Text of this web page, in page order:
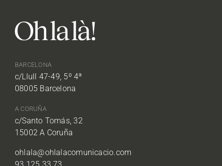
BARCELONA
c/Llull 47-49, 5º 4ª
08005 Barcelona
A CORUÑA
c/Santo Tomás, 32
15002 A Coruña
ohlala@ohlalacomunicacio.com